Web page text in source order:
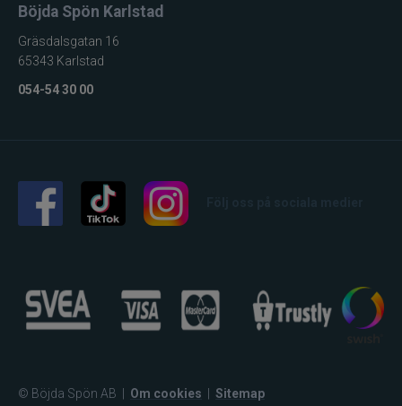
Böjda Spön Karlstad
Gräsdalsgatan 16
65343 Karlstad
054-54 30 00
© Böjda Spön AB Om cookies Sitemap